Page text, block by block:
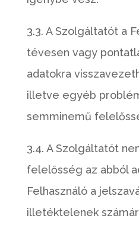
3.3. A Szolgáltatót a
tévesen vagy
adatokra
illetve egyéb
semminemű
3.4. A Szolgáltatót
felelősség az abból
Felhasználó a
illetéktelenek